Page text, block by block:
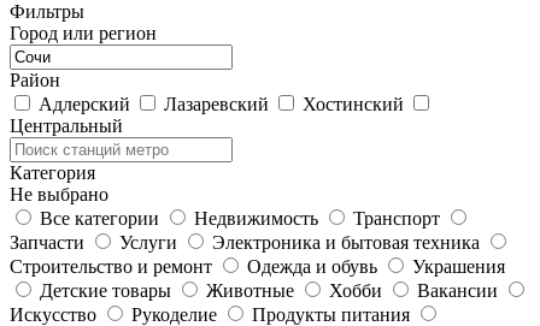
Фильтры
Город или регион
Район
Адлерский
Лазаревский
Хостинский
Центральный
Категория
Не выбрано
Все категории
Недвижимость
Транспорт
Запчасти
Услуги
Электроника и бытовая техника
Строительство и ремонт
Одежда и обувь
Украшения
Детские товары
Животные Хобби
Вакансии
Искусство
Рукоделие
Продукты питания